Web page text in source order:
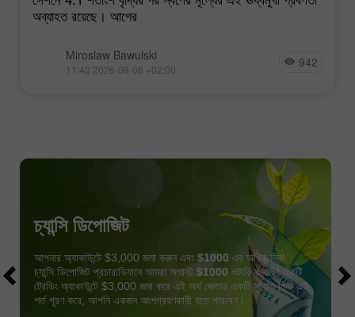
অব্যাহত রয়েছে। আগের
Miroslaw Bawulski
11:43 2026-08-06 +02:00 942
চ্যান্সি ডিপোজিট
আপনার অ্যাকাউন্টে $3,000 জমা করুন এবং $1000 এর অধিক নিন!
চ্যান্সি ডিপোজিট প্রচারাভিযানে আমরা অগাস্ট $1000 লটারি করেছি! একটি
ট্রেডিং অ্যাকাউন্টে $3,000 জমা করে এই অর্থ জেতার একটি সুযোগ নিন! এই
শর্ত পূরণ করে, আপনি একজন অংশগ্রহণকারী হতে পারবেন।